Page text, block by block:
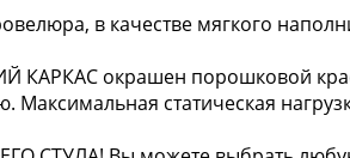
в качестве мягкого
окрашен порошковой
Максимальная статическая